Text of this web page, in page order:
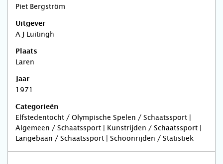
Piet Bergström
Uitgever
A J Luitingh
Plaats
Laren
Jaar
1971
Categorieën
Elfstedentocht / Olympische Spelen / Schaatssport |
Algemeen / Schaatssport | Kunstrijden / Schaatssport |
Langebaan / Schaatssport | Schoonrijden / Statistiek